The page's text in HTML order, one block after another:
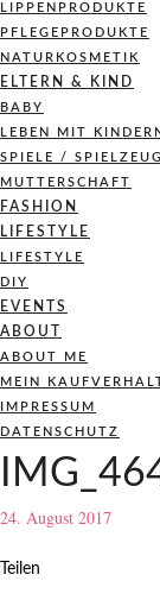
LIPPENPRODUKTE
PFLEGEPRODUKTE
NATURKOSMETIK
ELTERN & KIND
BABY
LEBEN MIT
SPIELE / SPIELZEUG
MUTTERSCHAFT
FASHION
LIFESTYLE
LIFESTYLE
DIY
EVENTS
ABOUT
ABOUT ME
MEIN
IMPRESSUM
DATENSCHUTZ
24. August 2017
Teilen